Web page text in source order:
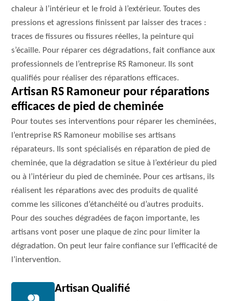
chaleur à l’intérieur et le froid à l’extérieur. Toutes des
pressions et agressions finissent par laisser des traces :
traces de fissures ou fissures réelles, la peinture qui
s’écaille. Pour réparer ces dégradations, fait confiance aux
professionnels de l’entreprise RS Ramoneur. Ils sont
qualifiés pour réaliser des réparations efficaces.
Artisan RS Ramoneur pour réparations
efficaces de pied de cheminée
Pour toutes ses interventions pour réparer les cheminées,
l’entreprise RS Ramoneur mobilise ses artisans
réparateurs. Ils sont spécialisés en réparation de pied de
cheminée, que la dégradation se situe à l’extérieur du pied
ou à l’intérieur du pied de cheminée. Pour ces artisans, ils
réalisent les réparations avec des produits de qualité
comme les silicones d’étanchéité ou d’autres produits.
Pour des souches dégradées de façon importante, les
artisans vont poser une plaque de zinc pour limiter la
dégradation. On peut leur faire confiance sur l’efficacité de
l’intervention.
Artisan Qualifié